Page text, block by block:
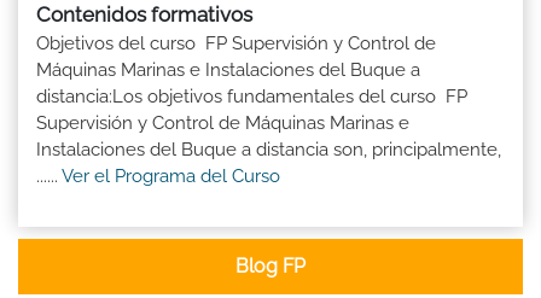
Contenidos formativos
Objetivos del curso FP Supervisión y Control de
Máquinas Marinas e Instalaciones del Buque a
distancia:Los objetivos fundamentales del curso FP
Supervisión y Control de Máquinas Marinas e
Instalaciones del Buque a distancia son, principalmente,
...... Ver el Programa del Curso
Blog FP